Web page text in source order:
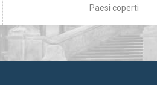
Paesi coperti